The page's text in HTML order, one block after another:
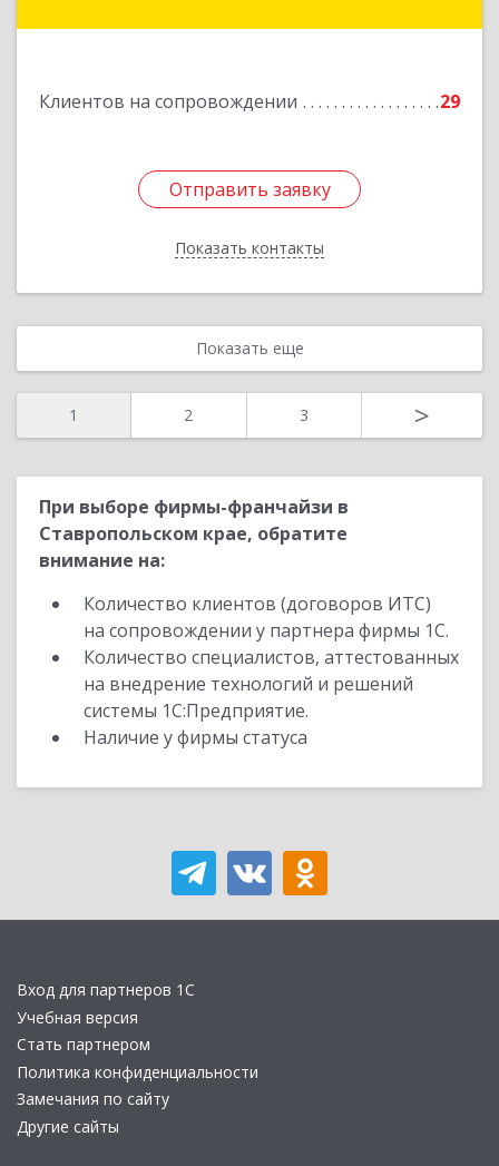
Клиентов на сопровождении 29
Отправить заявку
Показать контакты
Отправить заявку
Назад
Показать еще
1 2 3 >
При выборе фирмы-франчайзи в
Ставропольском крае, обратите
внимание на:
Количество клиентов (договоров ИТС)
на сопровождении у партнера фирмы 1С.
Количество специалистов, аттестованных
на внедрение технологий и решений
системы 1С:Предприятие.
Наличие у фирмы статуса
Вход для партнеров 1С
Учебная версия
Стать партнером
Политика конфиденциальности
Замечания по сайту
Другие сайты